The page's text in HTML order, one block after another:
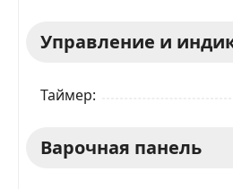
Управление и
Таймер
Варочная панель